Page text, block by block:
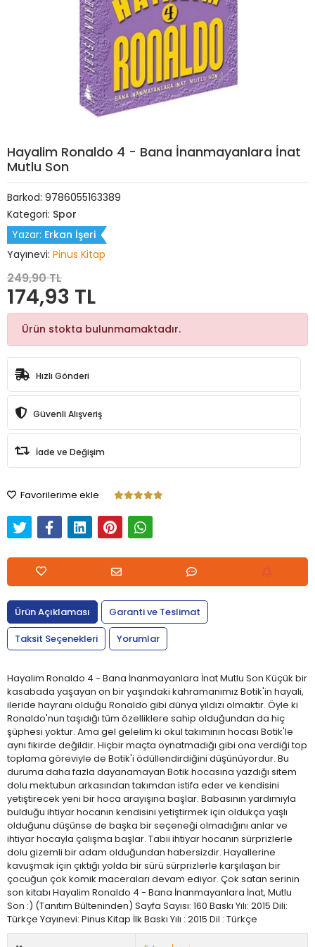
Hayalim Ronaldo 4 - Bana İnanmayanlara İnat
Mutlu Son
Barkod: 9786055163389
Kategori: Spor
Yazar: Erkan İşeri
Yayınevi: Pinus Kitap
249,90 TL
174,93 TL
Ürün stokta bulunmamaktadır.
Hızlı Gönderi
Güvenli Alışveriş
İade ve Değişim
Favorilerime ekle
Ürün Açıklaması
Garanti ve Teslimat
Taksit Seçenekleri
Yorumlar
Hayalim Ronaldo 4 - Bana İnanmayanlara İnat Mutlu Son Küçük bir
kasabada yaşayan on bir yaşındaki kahramanımız Botik'in hayali,
ileride hayranı olduğu Ronaldo gibi dünya yıldızı olmaktır. Öyle ki
Ronaldo'nun taşıdığı tüm özelliklere sahip olduğundan da hiç
şüphesi yoktur. Ama gel gelelim ki okul takımının hocası Botik'le
aynı fikirde değildir. Hiçbir maçta oynatmadığı gibi ona verdiği top
toplama göreviyle de Botik'i ödüllendirdiğini düşünüyordur. Bu
duruma daha fazla dayanamayan Botik hocasına yazdığı sitem
dolu mektubun arkasından takımdan istifa eder ve kendisini
yetiştirecek yeni bir hoca arayışına başlar. Babasının yardımıyla
bulduğu ihtiyar hocanın kendisini yetiştirmek için oldukça yaşlı
olduğunu düşünse de başka bir seçeneği olmadığını anlar ve
ihtiyar hocayla çalışma başlar. Tabii ihtiyar hocanın sürprizlerle
dolu gizemli bir adam olduğundan habersizdir. Hayallerine
kavuşmak için çıktığı yolda bir sürü sürprizlerle karşılaşan bir
çocuğun çok komik maceraları devam ediyor. Çok satan serinin
son kitabı Hayalim Ronaldo 4 - Bana İnanmayanlara İnat, Mutlu
Son :) (Tanıtım Bülteninden) Sayfa Sayısı: 160 Baskı Yılı: 2015 Dili:
Türkçe Yayınevi: Pinus Kitap İlk Baskı Yılı : 2015 Dil : Türkçe